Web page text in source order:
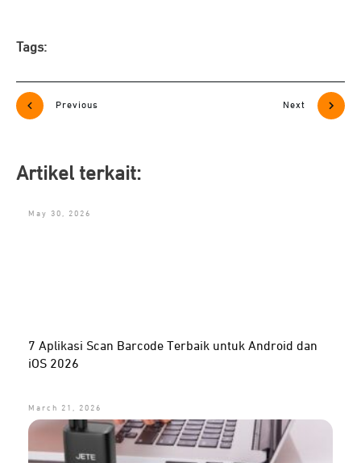
Tags:
Previous Next
Artikel terkait:
May 30, 2026
7 Aplikasi Scan Barcode Terbaik untuk Android dan
iOS 2026
March 21, 2026